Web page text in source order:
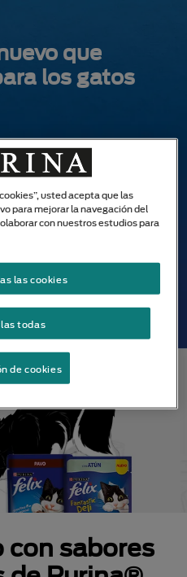
que
los gatos
sabores
usted acepta que las
para mejorar la navegación del
con nuestros estudios para
todas
las cookies
de cookies